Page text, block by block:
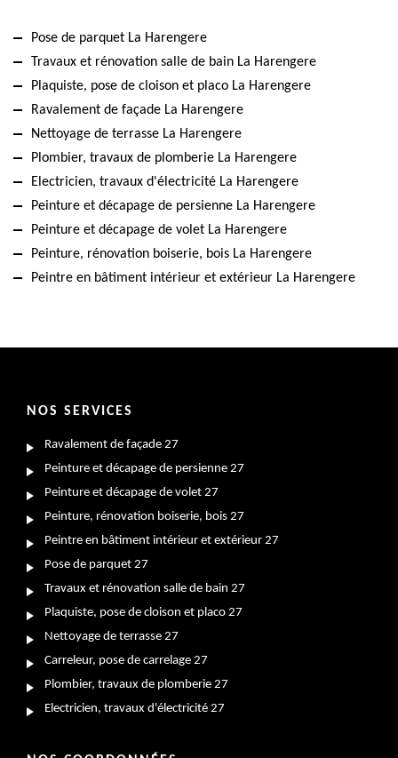
Pose de parquet La Harengere
Travaux et rénovation salle de bain La Harengere
Plaquiste, pose de cloison et placo La Harengere
Ravalement de façade La Harengere
Nettoyage de terrasse La Harengere
Plombier, travaux de plomberie La Harengere
Electricien, travaux d'électricité La Harengere
Peinture et décapage de persienne La Harengere
Peinture et décapage de volet La Harengere
Peinture, rénovation boiserie, bois La Harengere
Peintre en bâtiment intérieur et extérieur La Harengere
NOS SERVICES
Ravalement de façade 27
Peinture et décapage de persienne 27
Peinture et décapage de volet 27
Peinture, rénovation boiserie, bois 27
Peintre en bâtiment intérieur et extérieur 27
Pose de parquet 27
Travaux et rénovation salle de bain 27
Plaquiste, pose de cloison et placo 27
Nettoyage de terrasse 27
Carreleur, pose de carrelage 27
Plombier, travaux de plomberie 27
Electricien, travaux d'électricité 27